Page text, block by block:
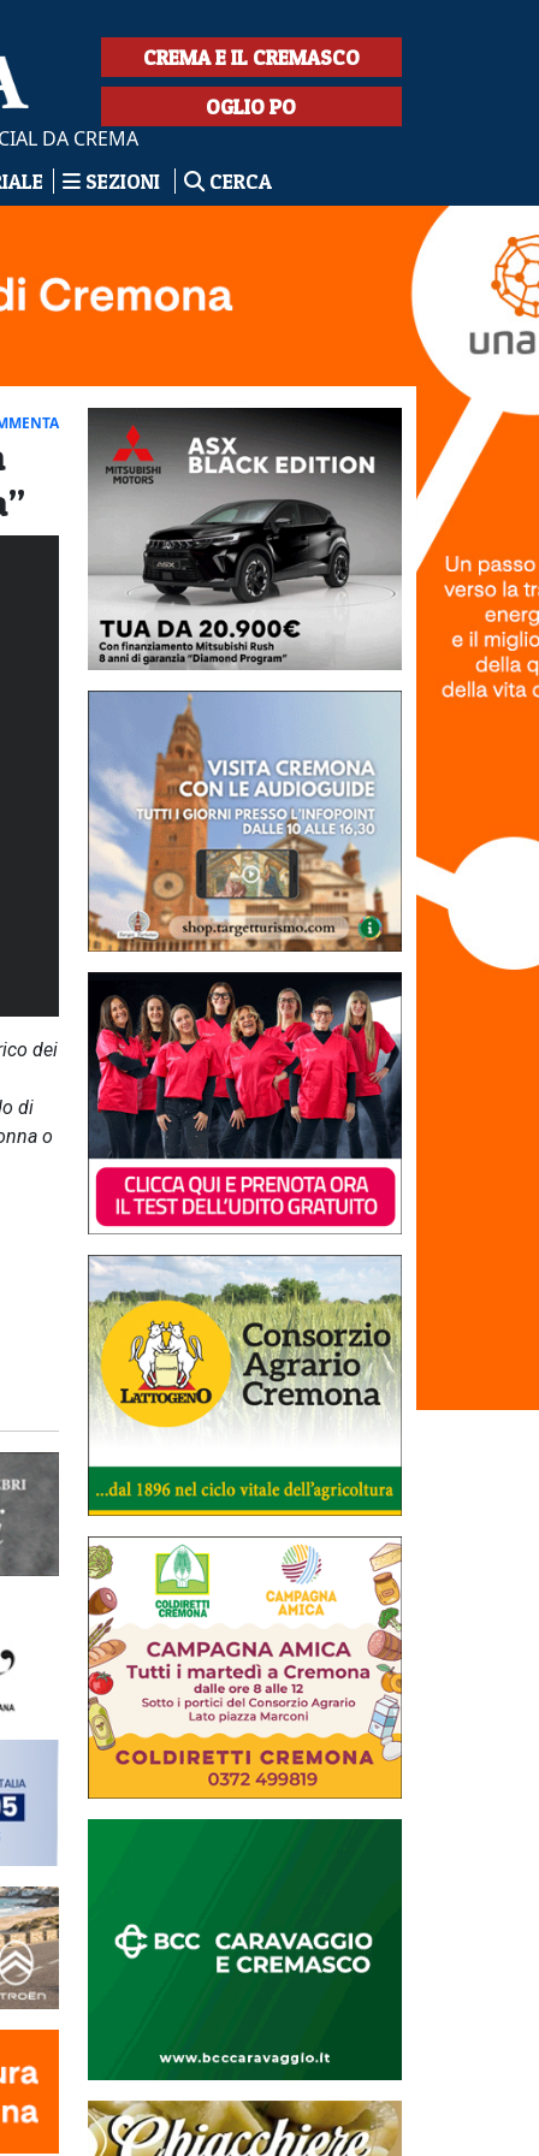
DA CREMA
CREMA E IL CREMASCO
OGLIO PO
SEZIONI CERCA
dei
di
o